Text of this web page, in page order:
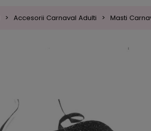
Accesorii Carnaval Adulti Masti